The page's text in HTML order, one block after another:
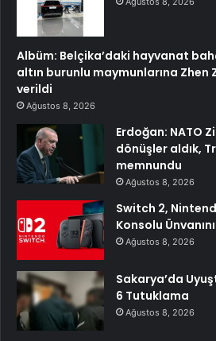
Albüm: Belçika’daki hayvanat
altın burunlu maymunlarına Zhen
verildi
Ağustos 8, 2026
Erdoğan: NATO
dönüşler aldık,
memnundu
Ağustos 8, 2026
Switch 2,
Konsolu
Ağustos 8, 2026
Sakarya’da
6 Tutuklama
Ağustos 8, 2026